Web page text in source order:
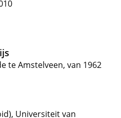
te Amstelveen, van 1962
Universiteit van